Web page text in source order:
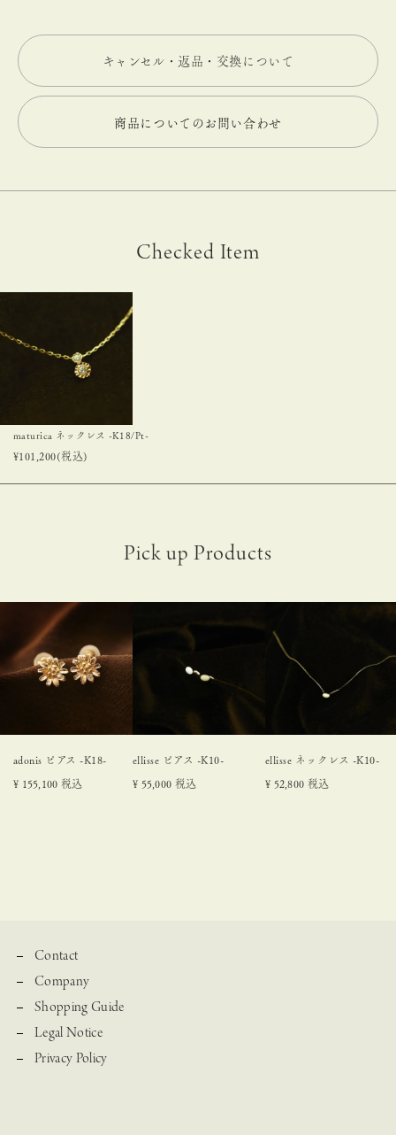
キャンセル・返品・交換について
商品についてのお問い合わせ
Checked Item
maturica ネックレス -K18/Pt-
¥101,200(税込)
adonis ピアス -K18-
¥ 155,100 税込
ellisse ピアス -K10-
¥ 55,000 税込
ellisse ネックレス -K10-
¥ 52,800 税込
Contact
Company
Shopping Guide
Legal Notice
Privacy Policy